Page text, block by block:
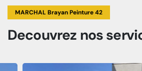
MARCHAL Brayan Peinture 42
Decouvrez nos